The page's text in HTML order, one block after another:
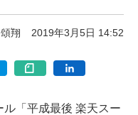
翔 2019年3月5日 14:52
「平成最後 楽天スー